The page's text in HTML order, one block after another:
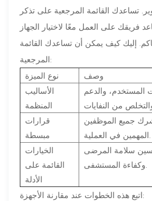
تساعدك القائمة المرجعية على تذكر
فريقك على العمل معًا لاختيار الجهاز
إليك كيف يمكن أن تساعدك القائمة
المرجعية:
نوع الميزة
وصف
الأساليب
المنظمة
المستخدم، والدعم
قرارات
مبسطة
جميع الموظفين
الخيارات
القائمة على
الأدلة
سلامة المرضى
اتبع هذه الخطوات عند مقارنة الأجهزة: